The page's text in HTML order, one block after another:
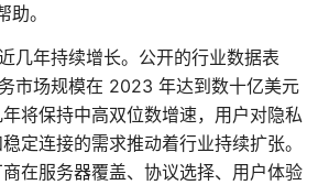
。
几年持续增长。公开的行业数据表
市场规模在 2023 年达到数十亿美元
将保持中高双位数增速，用户对隐私
定连接的需求推动着行业持续扩张。
在服务器覆盖、协议选择、用户体验